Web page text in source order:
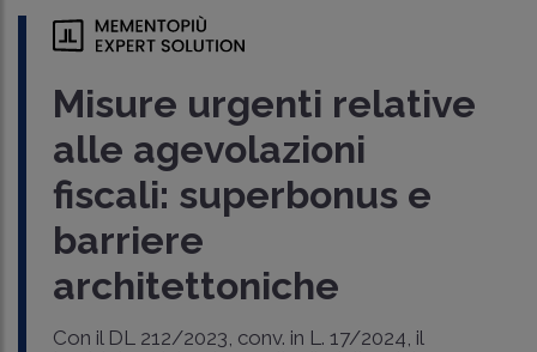
Misure urgenti relative
alle agevolazioni
fiscali: superbonus e
barriere
architettoniche
Con il DL 212/2023, conv. in L. 17/2024, il